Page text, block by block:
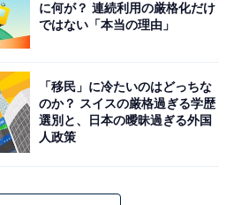
くなり、判断を誤るリスクも。
ゴリズムの仕組みを教えてあ
に何が？ 連続利用の厳格化だけ
ではない「本当の理由」
「移民」に冷たいのはどっちな
のか？ スイスの厳格過ぎる学歴
選別と、日本の曖昧過ぎる外国
人政策